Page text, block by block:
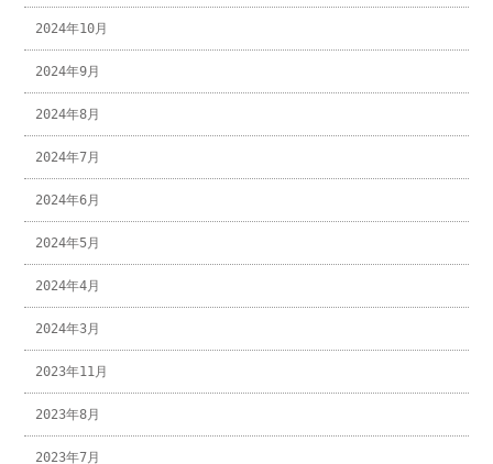
2024年10月
2024年9月
2024年8月
2024年7月
2024年6月
2024年5月
2024年4月
2024年3月
2023年11月
2023年8月
2023年7月